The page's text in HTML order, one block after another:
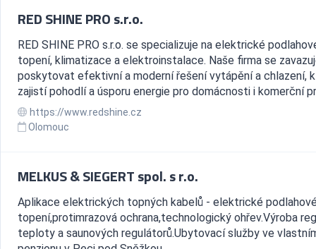
RED SHINE PRO s.r.o.
RED SHINE PRO s.r.o. se specializuje na elektrické
topení, klimatizace a elektroinstalace. Naše firma se
poskytovat efektivní a moderní řešení vytápění a chlazení,
zajistí pohodlí a úsporu energie pro domácnosti i komerční
https://www.redshine.cz
Olomouc
MELKUS & SIEGERT spol. s r.o.
Aplikace elektrických topných kabelů - elektrické
topení,protimrazová ochrana,technologický ohřev.Výroba
teploty a saunových regulátorů.Ubytovací služby ve